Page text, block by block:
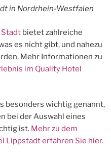
in Nordrhein-Westfalen
Stadt bietet zahlreiche
es nicht gibt, und nahezu
Mehr Informationen zu
im Quality Hotel
besonders wichtig genannt,
bei der Auswahl eines
ist. Mehr zu dem
Lippstadt erfahren Sie hier.